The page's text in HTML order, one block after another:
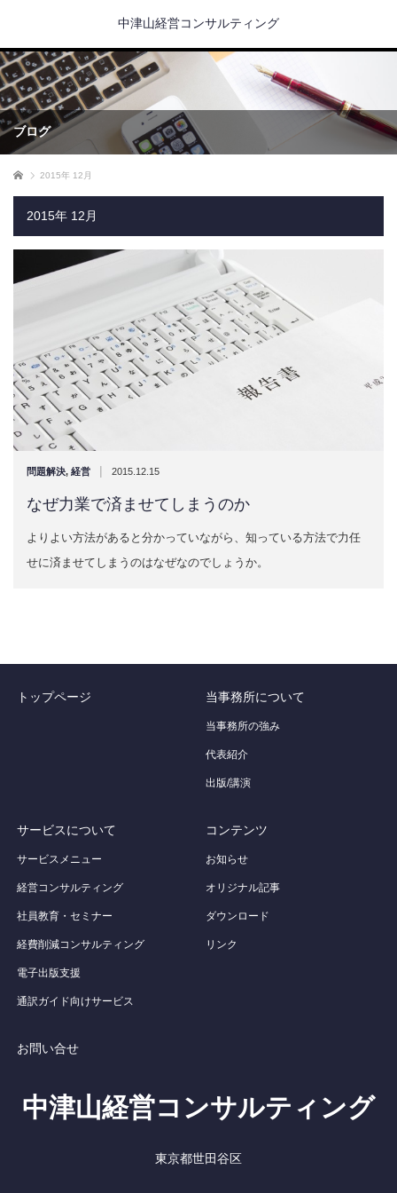
中津山経営コンサルティング
ブログ
ホーム 2015年 12月
2015年 12月
問題解決, 経営 | 2015.12.15
なぜ力業で済ませてしまうのか
よりよい方法があると分かっていながら、知っている方法で力任
せに済ませてしまうのはなぜなのでしょうか。
トップページ 当事務所について
当事務所の強み
代表紹介
出版/講演
サービスについて
サービスメニュー
経営コンサルティング
社員教育・セミナー
経費削減コンサルティング
電子出版支援
通訳ガイド向けサービス
コンテンツ
お知らせ
オリジナル記事
ダウンロード
リンク
お問い合せ
中津山経営コンサルティング
東京都世田谷区